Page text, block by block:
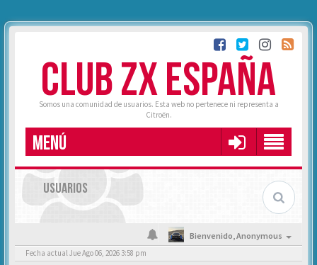
CLUB ZX ESPAÑA
Somos una comunidad de usuarios. Esta web no pertenece ni representa a
Citroën.
MENÚ
USUARIOS
Bienvenido,Anonymous
Fecha actual Jue Ago 06, 2026 3:58 pm